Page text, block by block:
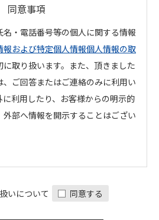
同意事項
・電話番号等の個人に関する情報
報および特定個人情報個人情報の取
に取り扱います。また、頂きました
ご回答またはご連絡のみに利用い
利用したり、お客様からの明示的
部へ情報を開示することはござい
いについて 同意する